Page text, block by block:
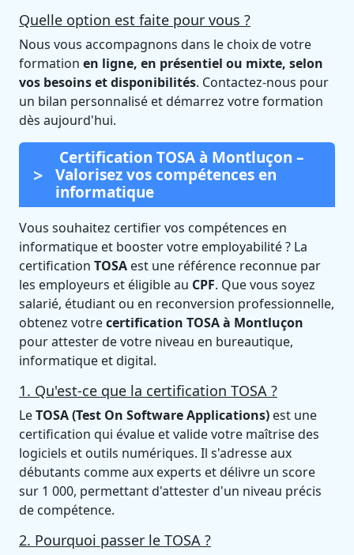
Quelle option est faite pour vous ?
Nous vous accompagnons dans le choix de votre
formation en ligne, en présentiel ou mixte, selon
vos besoins et disponibilités. Contactez-nous pour
un bilan personnalisé et démarrez votre formation
dès aujourd'hui.
Certification TOSA à Montluçon –
Valorisez vos compétences en
informatique
Vous souhaitez certifier vos compétences en
informatique et booster votre employabilité ? La
certification TOSA est une référence reconnue par
les employeurs et éligible au CPF. Que vous soyez
salarié, étudiant ou en reconversion professionnelle,
obtenez votrecertification TOSA à Montluçon
pour attester de votre niveau en bureautique,
informatique et digital.
1. Qu'est-ce que la certification TOSA ?
LeTOSA (Test On Software Applications) est une
certification qui évalue et valide votre maîtrise des
logiciels et outils numériques. Il s'adresse aux
débutants comme aux experts et délivre un score
sur 1 000, permettant d'attester d'un niveau précis
de compétence.
2. Pourquoi passer le TOSA ?